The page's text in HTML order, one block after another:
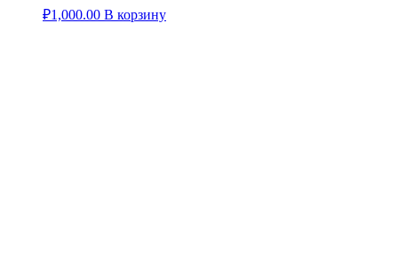
₽1,000.00 В корзину